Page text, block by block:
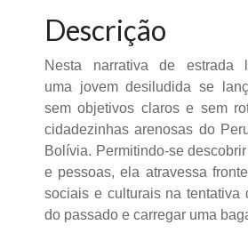
Descrição
Nesta narrativa de estrada
uma jovem desiludida se
sem objetivos claros e sem
cidadezinhas arenosas do
Bolívia. Permitindo-se
e pessoas, ela atravessa
sociais e culturais na tentativa
do passado e carregar uma